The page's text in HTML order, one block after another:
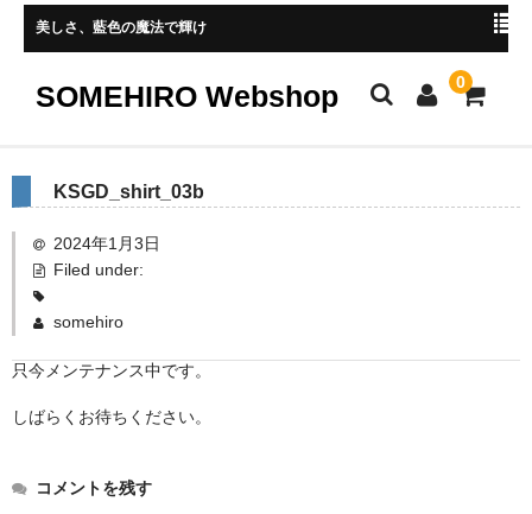
美しさ、藍色の魔法で輝け
SOMEHIRO Webshop 0
レディース
メンズ
小物
マスク
ストール、マフラー
KSGD_shirt_03b
2024年1月3日
Filed under:
somehiro
只今メンテナンス中です。
しばらくお待ちください。
コメントを残す